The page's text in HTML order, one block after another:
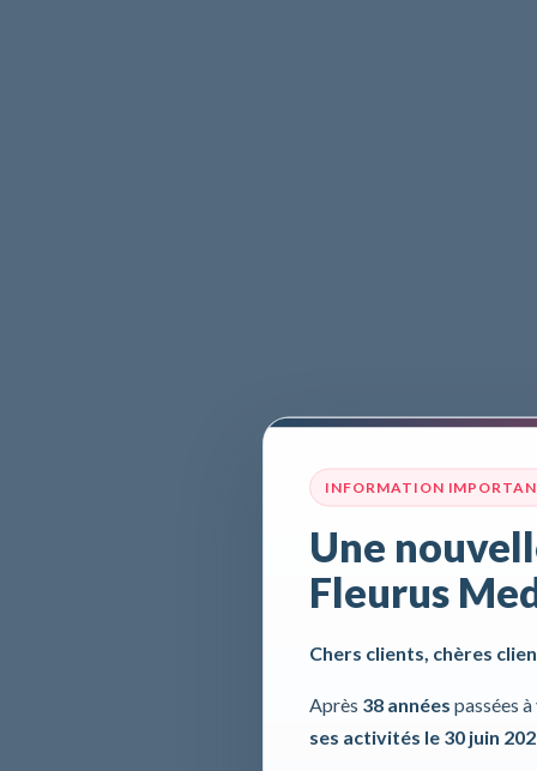
INFORMATION
Une
Fleurus
Chers clients, chères
Après 38 années passées
ses activités le 30 juin